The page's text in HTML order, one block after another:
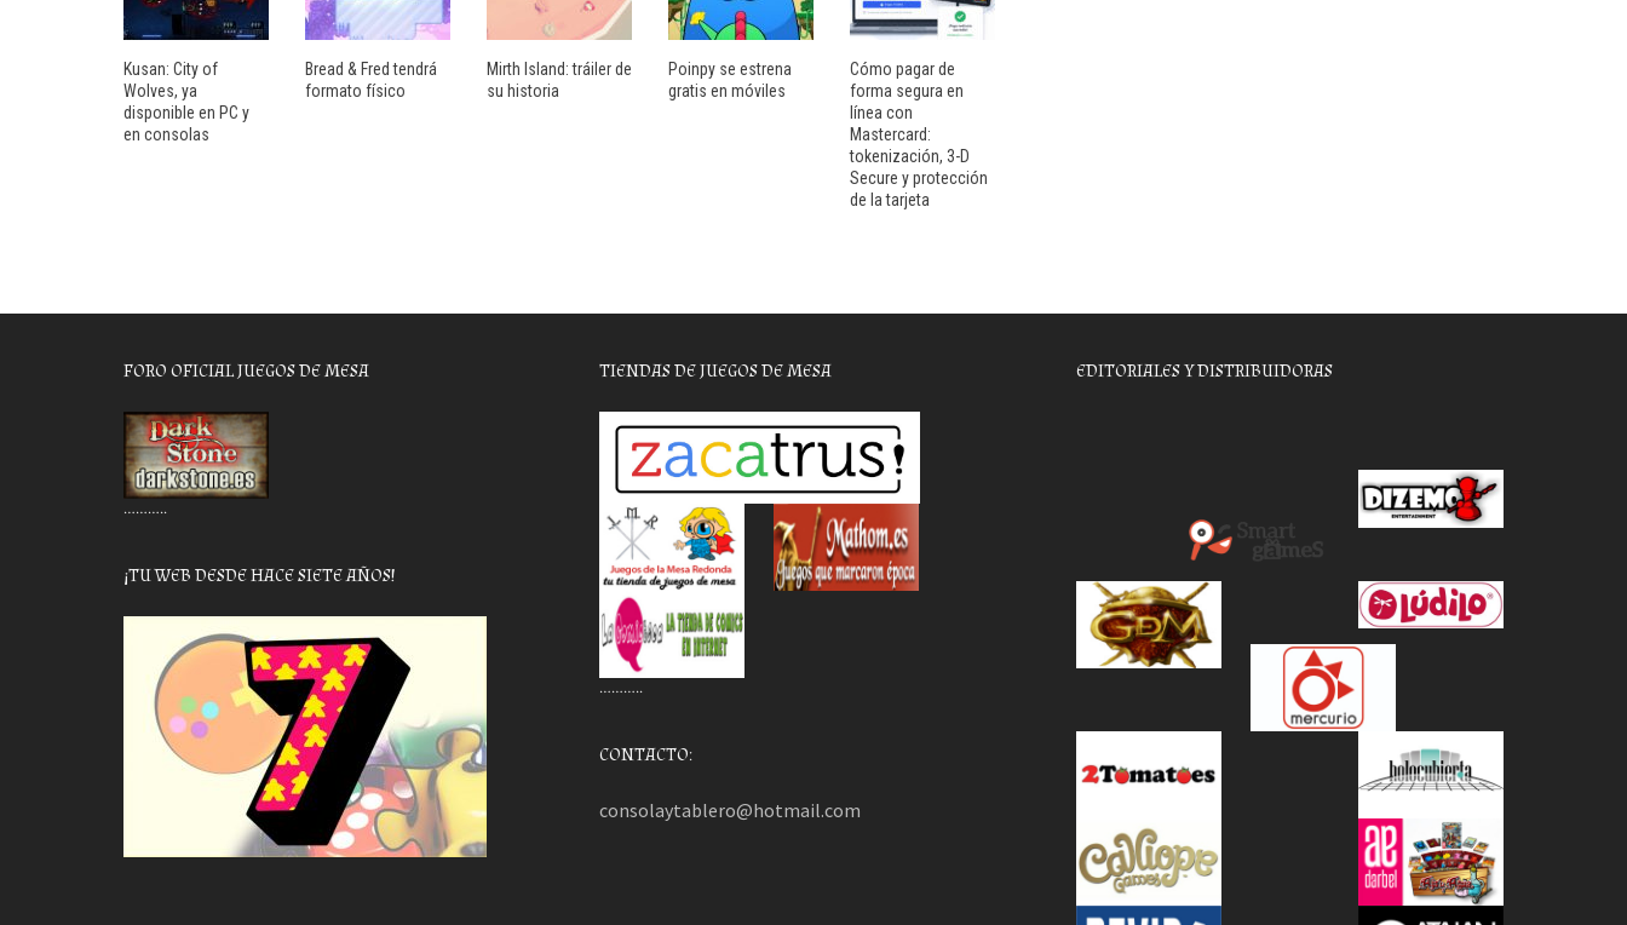
Kusan: City of
Wolves, ya
disponible en PC y
en consolas
Bread & Fred tendrá
formato físico
Mirth Island: tráiler de
su historia
Poinpy se estrena
gratis en móviles
Cómo pagar de
forma segura en
línea con
Mastercard:
tokenización, 3-D
Secure y protección
de la tarjeta
FORO OFICIAL JUEGOS DE MESA
………..
¡TU WEB DESDE HACE SIETE AÑOS!
TIENDAS DE JUEGOS DE MESA
………..
CONTACTO:
consolaytablero@hotmail.com
EDITORIALES Y DISTRIBUIDORAS